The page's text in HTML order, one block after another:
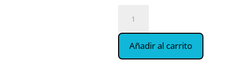
SOBRANTES
cantidad
Añadir al carrito